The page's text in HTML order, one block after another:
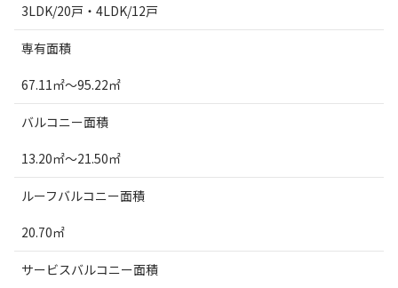
3LDK/20戸・ 4LDK/12戸
専有面積
67.11㎡～95.22㎡
バルコニー面積
13.20㎡～21.50㎡
ルーフバルコニー面積
20.70㎡
サービスバルコニー面積